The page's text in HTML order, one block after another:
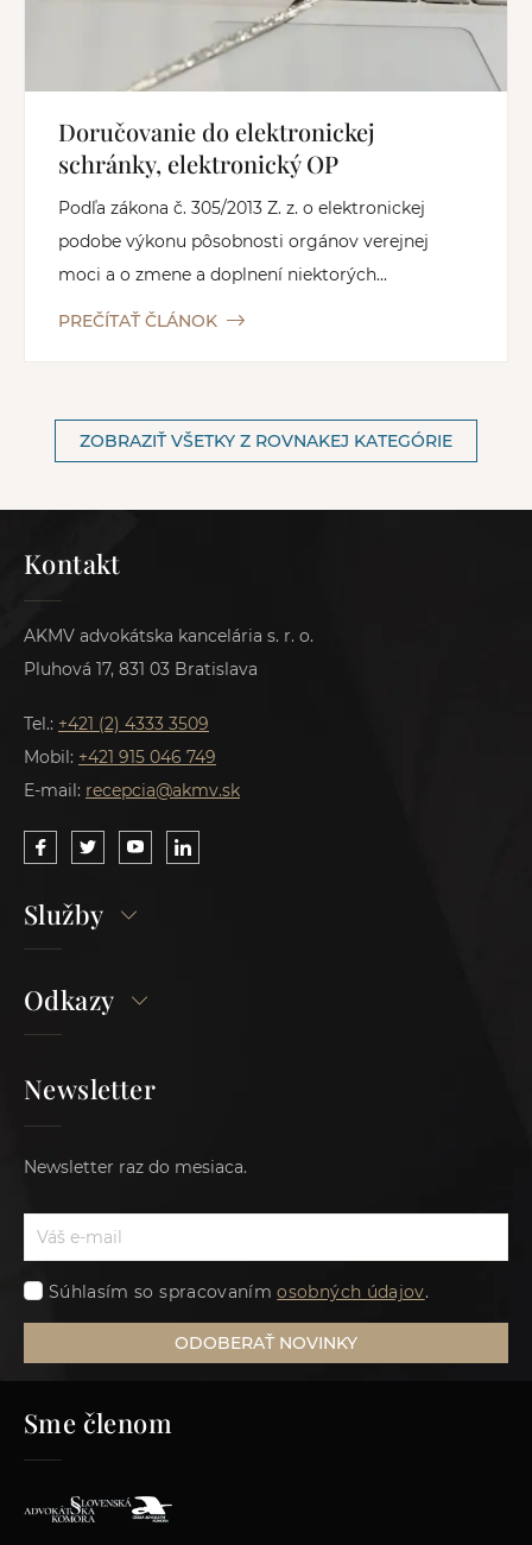
Doručovanie do elektronickej
schránky, elektronický OP
Podľa zákona č. 305/2013 Z. z. o elektronickej
podobe výkonu pôsobnosti orgánov verejnej
moci a o zmene a doplnení niektorých...
PREČÍTAŤ ČLÁNOK
ZOBRAZIŤ VŠETKY Z ROVNAKEJ KATEGÓRIE
Kontakt
AKMV advokátska kancelária s. r. o.
Pluhová 17, 831 03 Bratislava
Tel.: +421 (2) 4333 3509
Mobil: +421 915 046 749
E-mail: recepcia@akmv.sk
Služby
Odkazy
Newsletter
Newsletter raz do mesiaca.
Súhlasím so spracovanímosobných údajov.
ODOBERAŤ NOVINKY
Sme členom